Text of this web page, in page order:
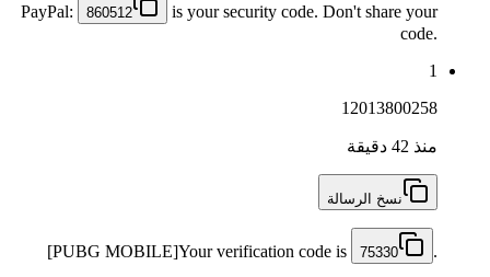
PayPal: 860512
is your security code. Don't share your
code.
1
12013800258
منذ 42 دقيقة
نسخ الرسالة
[PUBG MOBILE]Your verification code is 75330 .